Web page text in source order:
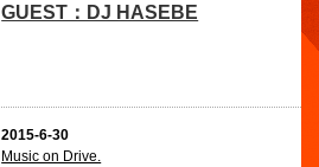
GUEST：DJ HASEBE
2015-6-30
Music on Drive.